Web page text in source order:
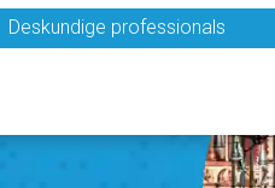
Deskundige professionals